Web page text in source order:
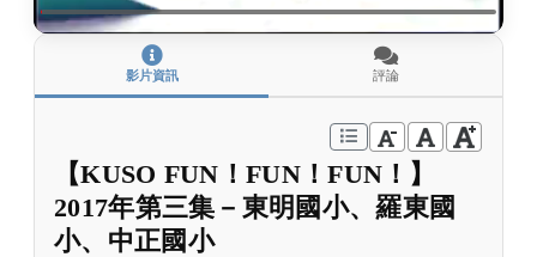
影片資訊 評論
【KUSO FUN！FUN！FUN！】
2017年第三集－東明國小、羅東國
小、中正國小